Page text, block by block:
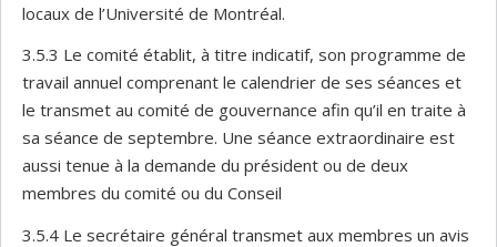
locaux de l’Université de Montréal.
3.5.3 Le comité établit, à titre indicatif, son programme de
travail annuel comprenant le calendrier de ses séances et
le transmet au comité de gouvernance afin qu’il en traite à
sa séance de septembre. Une séance extraordinaire est
aussi tenue à la demande du président ou de deux
membres du comité ou du Conseil
3.5.4 Le secrétaire général transmet aux membres un avis